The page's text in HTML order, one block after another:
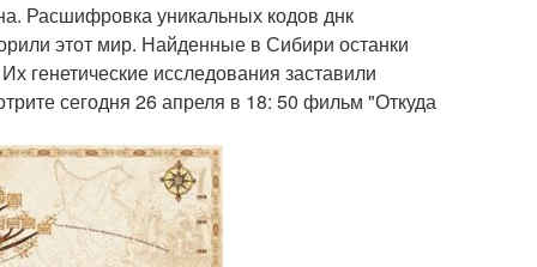
Расшифровка уникальных кодов днк
этот мир. Найденные в Сибири останки
генетические исследования заставили
сегодня 26 апреля в 18: 50 фильм "Откуда